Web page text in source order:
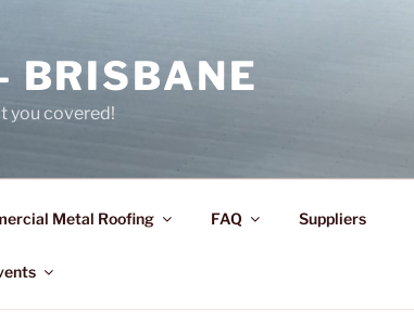
BRISBANE
you covered!
Metal Roofing FAQ Suppliers